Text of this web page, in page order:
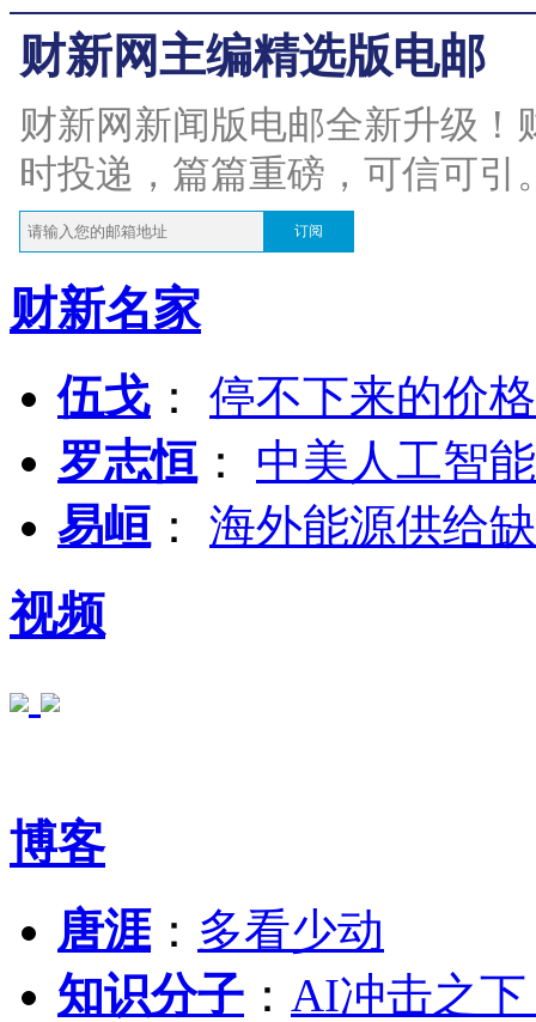
财新网主编精选版电邮
财新网新闻版电邮全新升级
时投递，篇篇重磅，可信可引
订阅
财新名家
伍戈 ： 停不下来的价
罗志恒 ： 中美人工智
易峘 ： 海外能源供给
视频
博客
唐涯： 多看少动
知识分子 ： AI冲击之